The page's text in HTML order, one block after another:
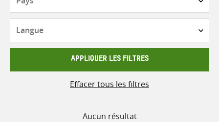
APPLIQUER LES FILTRES
Effacer tous les filtres
Aucun résultat